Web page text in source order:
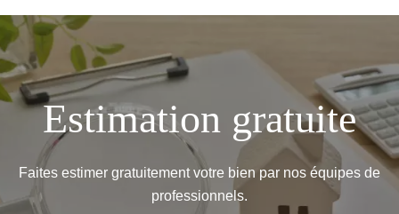
Estimation gratuite
Faites estimer gratuitement votre bien par nos équipes de
professionnels.